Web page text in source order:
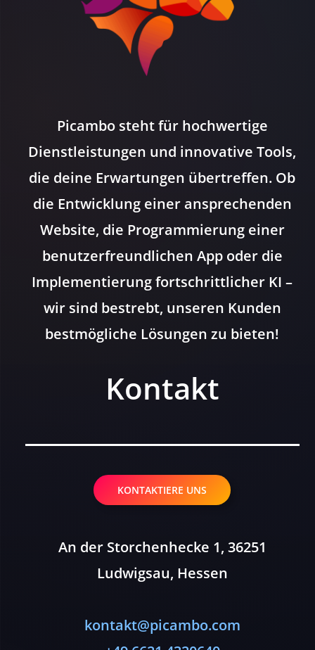
Picambo steht für hochwertige
Dienstleistungen und innovative Tools,
die deine Erwartungen übertreffen. Ob
die Entwicklung einer ansprechenden
Website, die Programmierung einer
benutzerfreundlichen App oder die
Implementierung fortschrittlicher KI –
wir sind bestrebt, unseren Kunden
bestmögliche Lösungen zu bieten!
Kontakt
KONTAKTIERE UNS
An der Storchenhecke 1, 36251
Ludwigsau, Hessen
kontakt@picambo.com